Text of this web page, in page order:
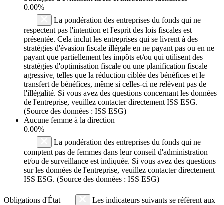
0.00%
La pondération des entreprises du fonds qui ne
respectent pas l'intention et l'esprit des lois fiscales est
présentée. Cela inclut les entreprises qui se livrent à des
stratégies d'évasion fiscale illégale en ne payant pas ou en ne
payant que partiellement les impôts et/ou qui utilisent des
stratégies d'optimisation fiscale ou une planification fiscale
agressive, telles que la réduction ciblée des bénéfices et le
transfert de bénéfices, même si celles-ci ne relèvent pas de
l'illégalité. Si vous avez des questions concernant les données
de l'entreprise, veuillez contacter directement ISS ESG.
(Source des données : ISS ESG)
Aucune femme à la direction
0.00%
La pondération des entreprises du fonds qui ne
comptent pas de femmes dans leur conseil d'administration
et/ou de surveillance est indiquée. Si vous avez des questions
sur les données de l'entreprise, veuillez contacter directement
ISS ESG. (Source des données : ISS ESG)
Obligations d'État
Les indicateurs suivants se réfèrent aux